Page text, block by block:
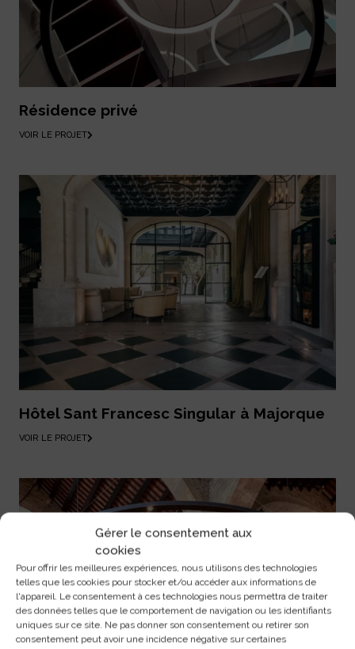
Gérer le consentement aux
cookies
Pour offrir les meilleures expériences, nous utilisons des technologies
telles que les cookies pour stocker et/ou accéder aux informations de
l'appareil. Le consentement à ces technologies nous permettra de traiter
des données telles que le comportement de navigation ou les identifiants
uniques sur ce site. Ne pas donner son consentement ou retirer son
consentement peut avoir une incidence négative sur certaines
Résidence privé
VOIR LE PROJET
Hôtel Sant Francesc Singular à Majorque
VOIR LE PROJET